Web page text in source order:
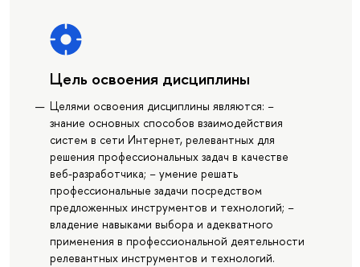
Цель освоения дисциплины
Целями освоения дисциплины являются: −
знание основных способов взаимодействия
систем в сети Интернет, релевантных для
решения профессиональных задач в качестве
веб-разработчика; − умение решать
профессиональные задачи посредством
предложенных инструментов и технологий; −
владение навыками выбора и адекватного
применения в профессиональной деятельности
релевантных инструментов и технологий.